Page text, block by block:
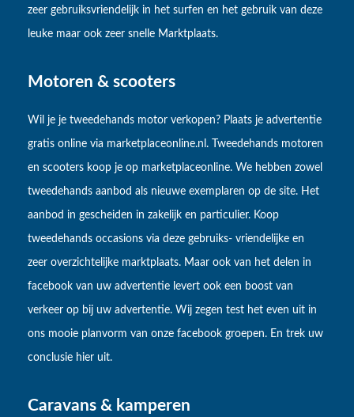
zeer gebruiksvriendelijk in het surfen en het gebruik van deze
leuke maar ook zeer snelle Marktplaats.
Motoren & scooters
Wil je je tweedehands motor verkopen? Plaats je advertentie
gratis online via marketplaceonline.nl. Tweedehands motoren
en scooters koop je op marketplaceonline. We hebben zowel
tweedehands aanbod als nieuwe exemplaren op de site. Het
aanbod in gescheiden in zakelijk en particulier. Koop
tweedehands occasions via deze gebruiks- vriendelijke en
zeer overzichtelijke marktplaats. Maar ook van het delen in
facebook van uw advertentie levert ook een boost van
verkeer op bij uw advertentie. Wij zegen test het even uit in
ons mooie planvorm van onze facebook groepen. En trek uw
conclusie hier uit.
Caravans & kamperen